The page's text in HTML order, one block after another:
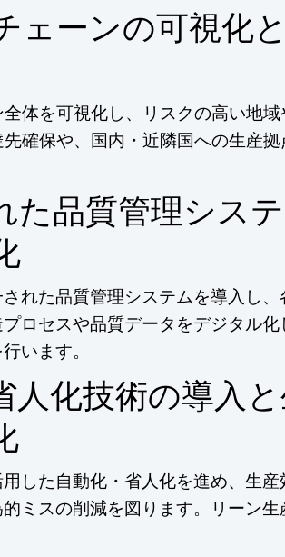
ェーンの可視化
体を可視化し、リスクの高い地
確保や、国内・近隣国への生産
た品質管理シス
れた品質管理システムを導入し
ロセスや品質データをデジタル
います。
人化技術の導入
した自動化・省人化を進め、生
ミスの削減を図ります。リーン